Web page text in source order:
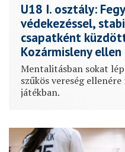
U18 I. osztály:
védekezéssel,
csapatként
Kozármisleny ellen
Mentalitásban sokat
szűkös vereség
játékban.